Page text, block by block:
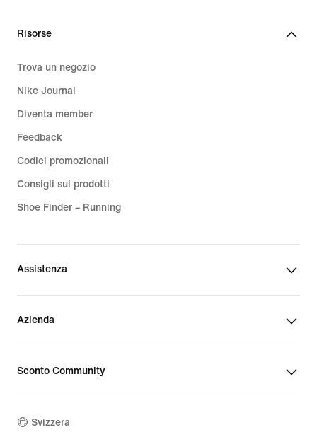
Risorse
Trova un negozio
Nike Journal
Diventa member
Feedback
Codici promozionali
Consigli sui prodotti
Shoe Finder – Running
Assistenza
Azienda
Sconto Community
Svizzera